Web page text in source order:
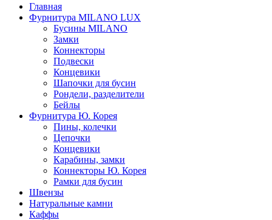
Главная
Фурнитура MILANO LUX
Бусины MILANO
Замки
Коннекторы
Подвески
Концевики
Шапочки для бусин
Рондели, разделители
Бейлы
Фурнитура Ю. Корея
Пины, колечки
Цепочки
Концевики
Карабины, замки
Коннекторы Ю. Корея
Рамки для бусин
Швензы
Натуральные камни
Каффы